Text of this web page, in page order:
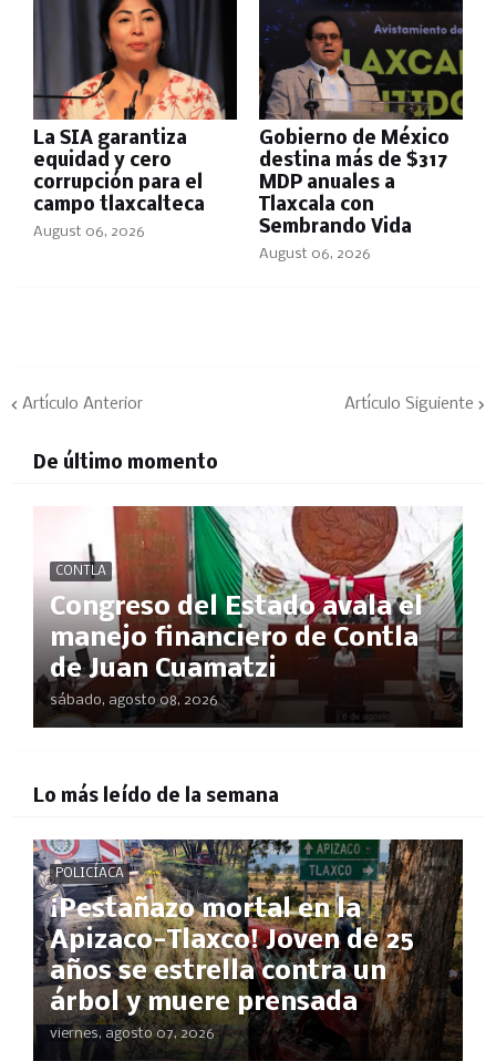
La SIA garantiza
equidad y cero
corrupción para el
campo tlaxcalteca
August 06, 2026
Gobierno de México
destina más de $317
MDP anuales a
Tlaxcala con
Sembrando Vida
August 06, 2026
Artículo Anterior Artículo Siguiente
De último momento
CONTLA
Congreso del Estado avala el
manejo financiero de Contla
de Juan Cuamatzi
sábado, agosto 08, 2026
Lo más leído de la semana
POLICÍACA
¡Pestañazo mortal en la
Apizaco-Tlaxco! Joven de 25
años se estrella contra un
árbol y muere prensada
viernes, agosto 07, 2026